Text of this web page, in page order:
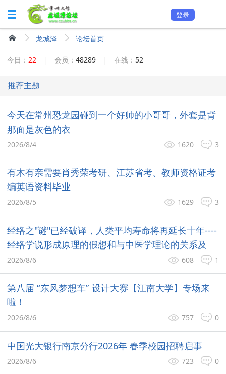
登录
龙城泽 论坛首页
今日： 22 会员： 48289 在线： 52
推荐主题
今天在常州恐龙园碰到一个好帅的小哥哥，外套是背
那面是灰色的衣
3
1620
2026/8/4
有木有亲需要肖秀荣考研、江苏省考、教师资格证考
编英语资料毕业
3
1629
2026/8/5
经络之"谜"已经破译，人类平均寿命将再延长十年----
经络学说形成原理的假想和与中医学理论的关系及
1
608
2026/8/6
第八届 “东风梦想车” 设计大赛【江南大学】专场来
啦！
0
757
2026/8/6
中国光大银行南京分行2026年 春季校园招聘启事
0
723
2026/8/6